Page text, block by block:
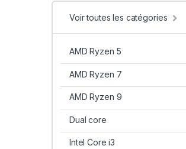
Voir toutes les catégories
AMD Ryzen 5
AMD Ryzen 7
AMD Ryzen 9
Dual core
Intel Core i3